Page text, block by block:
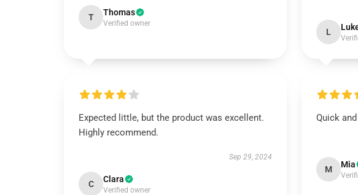
T Thomas
Verified owner
L
Expected little, but the product was excellent.
Highly recommend.
Sep 29, 2024
C Clara
Verified owner
Quick
M Mia